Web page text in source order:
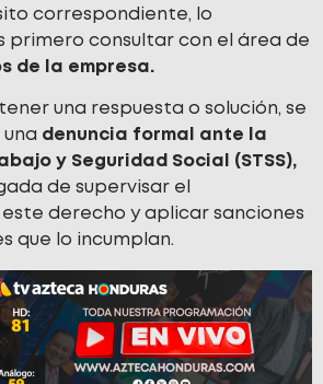
correspondiente, lo
primero consultar con el área de
de la empresa.
una respuesta o solución, se
denuncia formal ante la
y Seguridad Social (STSS),
de supervisar el
derecho y aplicar sanciones
que lo incumplan.